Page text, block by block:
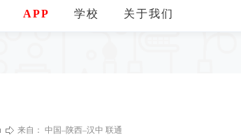
APP 学校 关于我们
来自： 中国–陕西–汉中 联通